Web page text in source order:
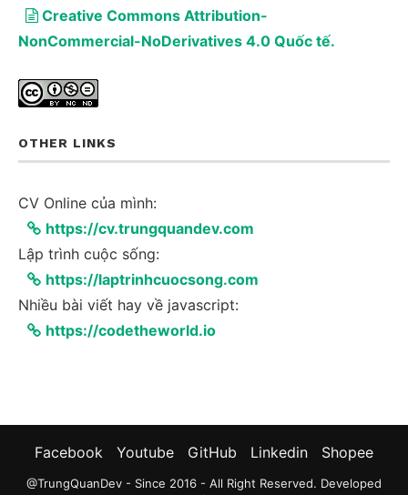
Creative Commons Attribution-
NonCommercial-NoDerivatives 4.0 Quốc tế.
OTHER LINKS
CV Online của mình:
https://cv.trungquandev.com
Lập trình cuộc sống:
https://laptrinhcuocsong.com
Nhiều bài viết hay về javascript:
https://codetheworld.io
Facebook Youtube GitHub Linkedin Shopee
@TrungQuanDev - Since 2016 - All Right Reserved. Developed